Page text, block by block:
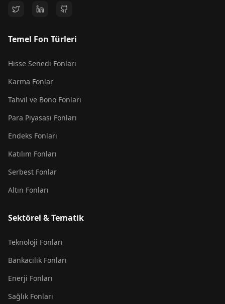
Temel Fon Türleri
Hisse Senedi Fonları
Karma Fonlar
Tahvil ve Bono Fonları
Para Piyasası Fonları
Endeks Fonları
Katılım Fonları
Serbest Fonlar
Altın Fonları
Sektörel & Tematik
Teknoloji Fonları
Bankacılık Fonları
Enerji Fonları
Sağlık Fonları